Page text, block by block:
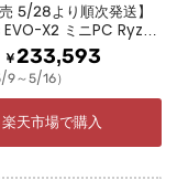
売 5/28より順次発送】
X2 ミニPC Ryzen
搭載 16コア32スレ
Radeon 8060S 64
1TB SSD USB4 Wi
面対応 小型PC 高性能
￥233,593
9～5/16）
楽天市場で購入